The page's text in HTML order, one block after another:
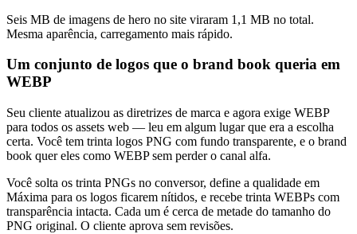
Seis MB de imagens de hero no site viraram 1,1 MB no total.
Mesma aparência, carregamento mais rápido.
Um conjunto de logos que o brand book queria em
WEBP
Seu cliente atualizou as diretrizes de marca e agora exige WEBP
para todos os assets web — leu em algum lugar que era a escolha
certa. Você tem trinta logos PNG com fundo transparente, e o brand
book quer eles como WEBP sem perder o canal alfa.
Você solta os trinta PNGs no conversor, define a qualidade em
Máxima para os logos ficarem nítidos, e recebe trinta WEBPs com
transparência intacta. Cada um é cerca de metade do tamanho do
PNG original. O cliente aprova sem revisões.